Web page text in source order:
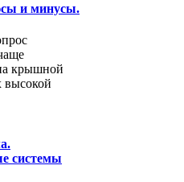
и минусы.
крышной
высокой
системы